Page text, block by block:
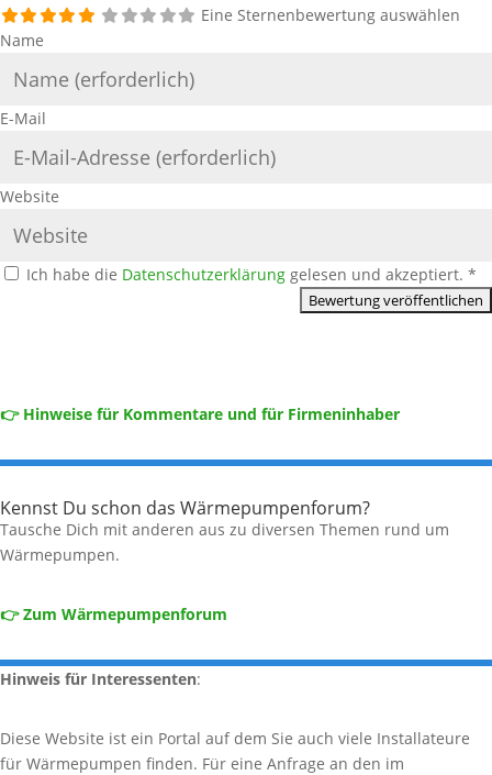
Eine Sternenbewertung auswählen
Name
E-Mail
Website
Ich habe die Datenschutzerklärung gelesen und akzeptiert. *
👉 Hinweise für Kommentare und für Firmeninhaber
Kennst Du schon das Wärmepumpenforum?
Tausche Dich mit anderen aus zu diversen Themen rund um
Wärmepumpen.
👉 Zum Wärmepumpenforum
Hinweis für Interessenten:
Diese Website ist ein Portal auf dem Sie auch viele Installateure
für Wärmepumpen finden. Für eine Anfrage an den im